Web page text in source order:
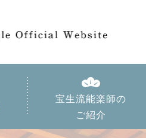
宝生流能楽師の
ご紹介